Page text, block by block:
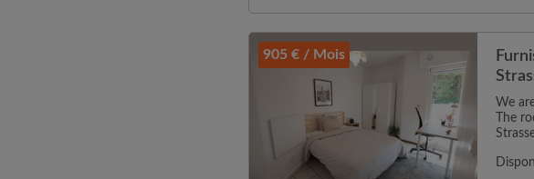
905 € / Mois
We
The